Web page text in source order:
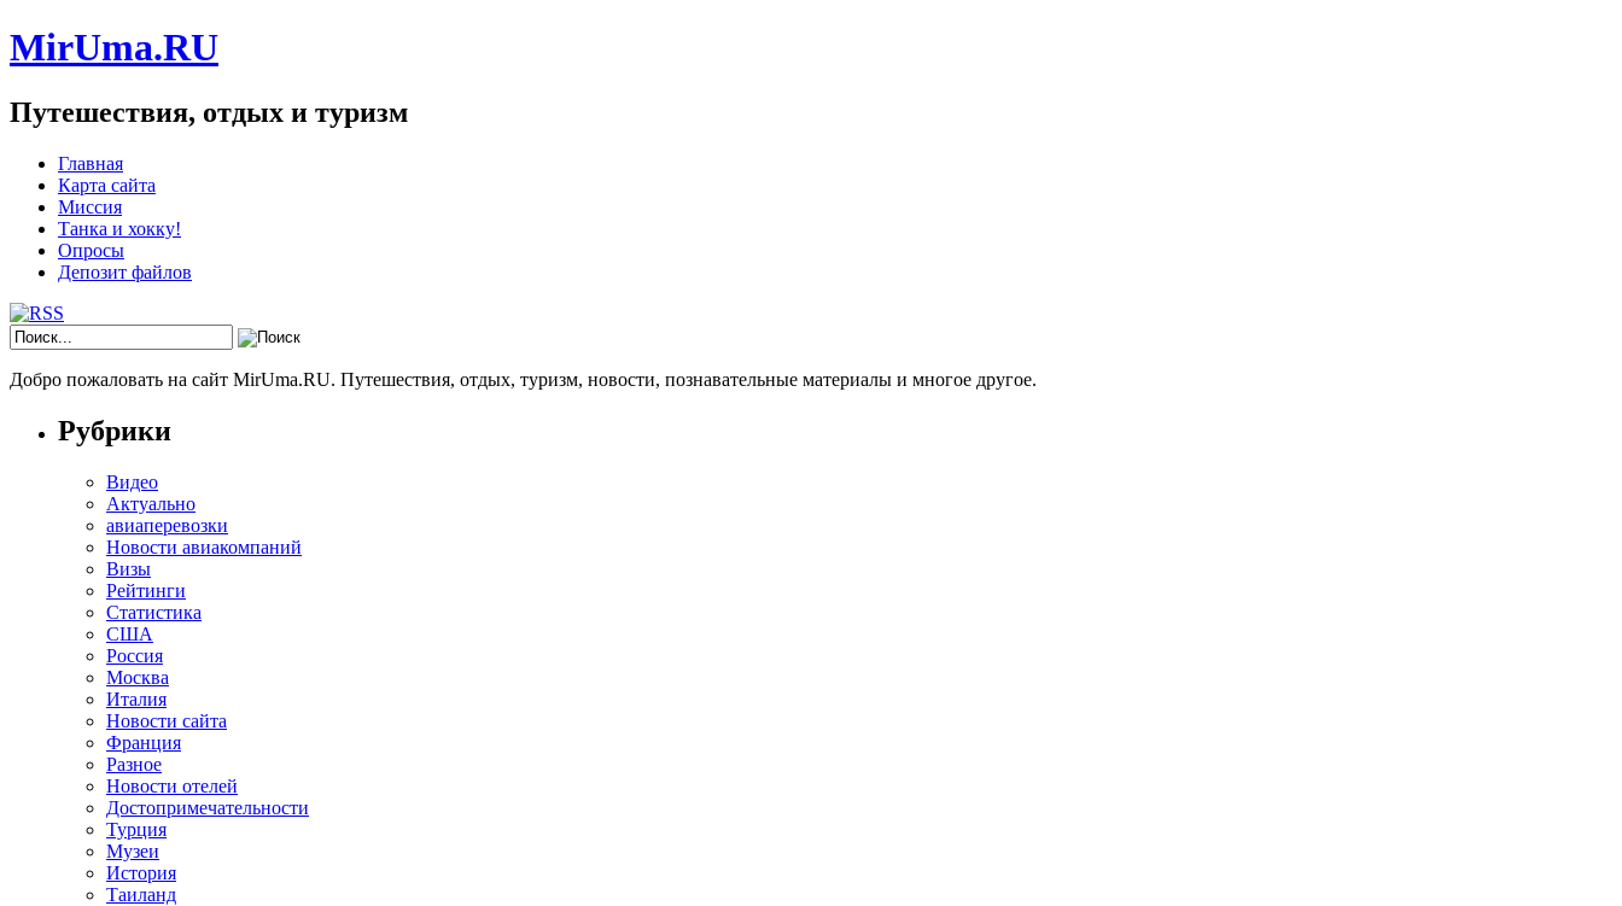
MirUma.RU
Путешествия, отдых и туризм
Главная
Карта сайта
Миссия
Танка и хокку!
Опросы
Депозит файлов
Добро пожаловать на сайт MirUma.RU. Путешествия, отдых, туризм, новости, познавательные материалы и многое другое.
Рубрики
Видео
Актуально
авиаперевозки
Новости авиакомпаний
Визы
Рейтинги
Статистика
США
Россия
Москва
Италия
Новости сайта
Франция
Разное
Новости отелей
Достопримечательности
Турция
Музеи
История
Таиланд